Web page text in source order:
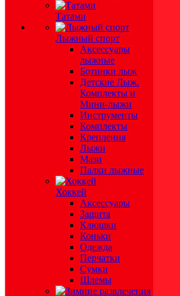
Татами
Лыжный спорт
Аксессуары
лыжные
Ботинки лыж
Детские Лыж.
Комплекты и
Мини-лыжи
Инструменты
Комплекты
Крепления
Лыжи
Мази
Палки лыжные
Хоккей
Аксессуары
Защита
Клюшки
Коньки
Одежда
Перчатки
Сумки
Шлемы